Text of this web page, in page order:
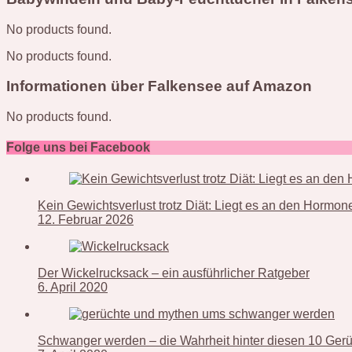
No products found.
No products found.
Informationen über Falkensee auf Amazon
No products found.
Folge uns bei Facebook
Kein Gewichtsverlust trotz Diät: Liegt es an den
12. Februar 2026
Der Wickelrucksack – ein ausführlicher Ratgeber
6. April 2020
Schwanger werden – die Wahrheit hinter diesen 10